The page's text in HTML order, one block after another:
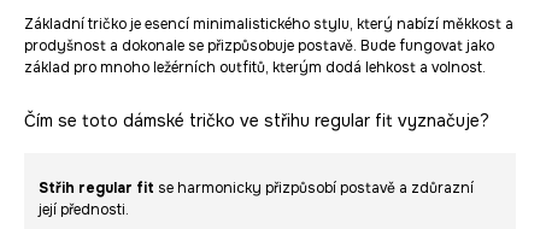
Základní tričko je esencí minimalistického stylu, který nabízí měkkost a
prodyšnost a dokonale se přizpůsobuje postavě. Bude fungovat jako
základ pro mnoho ležérních outfitů, kterým dodá lehkost a volnost.
Čím se toto dámské tričko ve střihu regular fit vyznačuje?
Střih regular fit se harmonicky přizpůsobí postavě a zdůrazní
její přednosti.